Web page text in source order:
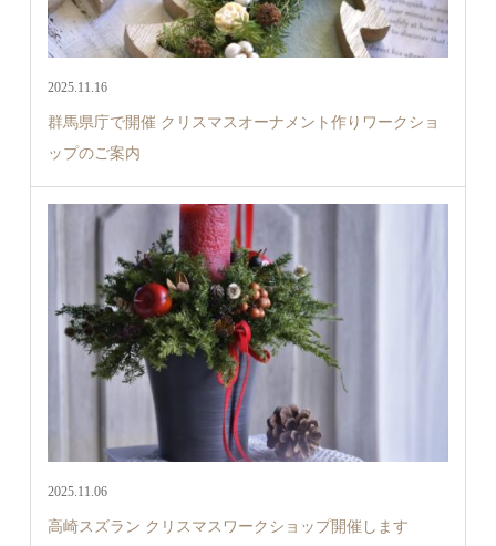
2025.11.16
群馬県庁で開催 クリスマスオーナメント作りワークショ
ップのご案内
2025.11.06
高崎スズラン クリスマスワークショップ開催します